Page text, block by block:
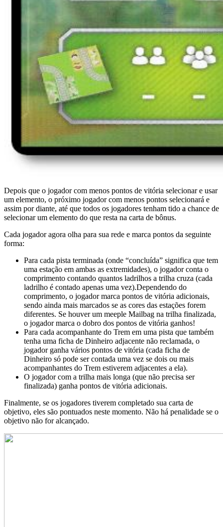
Depois que o jogador com menos pontos de vitória selecionar e usar
um elemento, o próximo jogador com menos pontos selecionará e
assim por diante, até que todos os jogadores tenham tido a chance de
selecionar um elemento do que resta na carta de bônus.
Cada jogador agora olha para sua rede e marca pontos da seguinte
forma:
Para cada pista terminada (onde “concluída” significa que tem
uma estação em ambas as extremidades), o jogador conta o
comprimento contando quantos ladrilhos a trilha cruza (cada
ladrilho é contado apenas uma vez).Dependendo do
comprimento, o jogador marca pontos de vitória adicionais,
sendo ainda mais marcados se as cores das estações forem
diferentes. Se houver um meeple Mailbag na trilha finalizada,
o jogador marca o dobro dos pontos de vitória ganhos!
Para cada acompanhante do Trem em uma pista que também
tenha uma ficha de Dinheiro adjacente não reclamada, o
jogador ganha vários pontos de vitória (cada ficha de
Dinheiro só pode ser contada uma vez se dois ou mais
acompanhantes do Trem estiverem adjacentes a ela).
O jogador com a trilha mais longa (que não precisa ser
finalizada) ganha pontos de vitória adicionais.
Finalmente, se os jogadores tiverem completado sua carta de
objetivo, eles são pontuados neste momento. Não há penalidade se o
objetivo não for alcançado.